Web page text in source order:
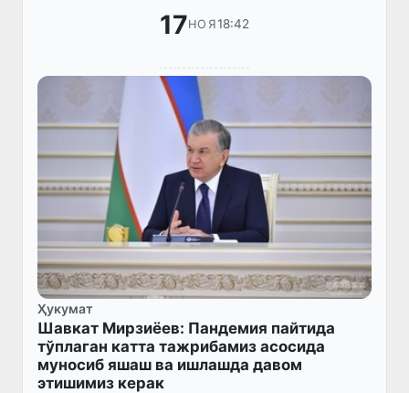
17НОЯ18:42
Ҳукумат
Шавкат Мирзиёев: Пандемия пайтида
тўплаган катта тажрибамиз асосида
муносиб яшаш ва ишлашда давом
этишимиз керак